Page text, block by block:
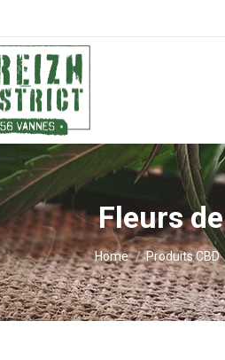
Fleurs
You are here:
Home Produits CBD